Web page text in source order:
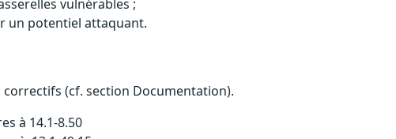
vulnérables ;
un potentiel attaquant.
(cf. section Documentation).
à 14.1-8.50